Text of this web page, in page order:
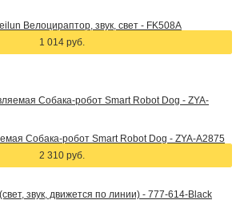
Велоцираптор, звук, свет - FK508A
1 014 руб.
Собака-робот Smart Robot Dog - ZYA-A2875
2 310 руб.